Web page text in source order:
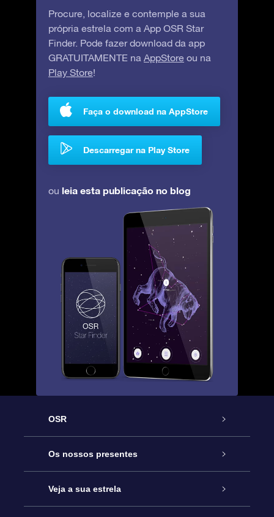
Procure, localize e contemple a sua
própria estrela com a App OSR Star
Finder. Pode fazer download da app
GRATUITAMENTE na AppStore ou na
Play Store!
Faça o download na AppStore
Descarregar na Play Store
ou leia esta publicação no blog
OSR
Serviço
Contactos
Os nossos presentes
Prenda Star Online
Veja a sua estrela